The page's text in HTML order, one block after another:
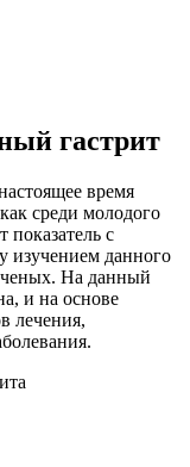
гастрит
время
среди молодого
показатель с
изучением данного
На данный
и на основе
лечения,